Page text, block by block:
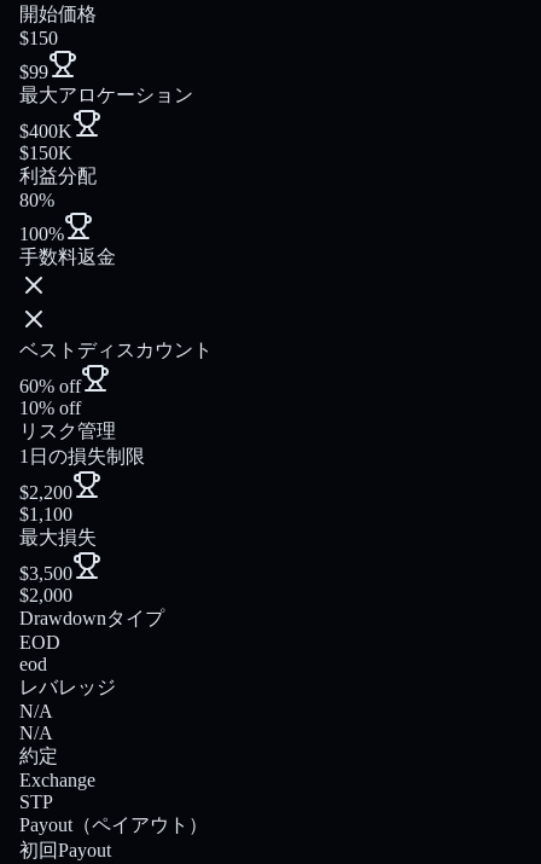
開始価格
$150
$99
最大アロケーション
$400K
$150K
利益分配
80%
100%
手数料返金
ベストディスカウント
60% off
10% off
リスク管理
1日の損失制限
$2,200
$1,100
最大損失
$3,500
$2,000
Drawdownタイプ
EOD
eod
レバレッジ
N/A
N/A
約定
Exchange
STP
Payout（ペイアウト）
初回Payout